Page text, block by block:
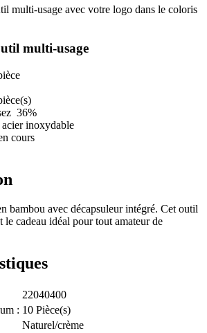
multi-usage
36%
inoxydable
cours
bambou avec décapsuleur intégré. Cet outil
cadeau idéal pour tout amateur de
22040400
: 10 Pièce(s)
Naturel/crème